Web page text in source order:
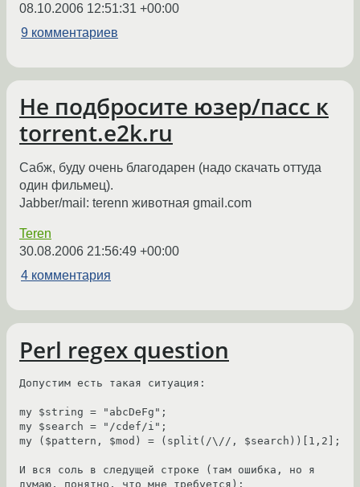
08.10.2006 12:51:31 +00:00
9 комментариев
Не подбросите юзер/пасс к
torrent.e2k.ru
Сабж, буду очень благодарен (надо скачать оттуда
один фильмец).
Jabber/mail: terenn животная gmail.com
Teren
30.08.2006 21:56:49 +00:00
4 комментария
Perl regex question
Допустим есть такая ситуация:
my $string = "abcDeFg";
my $search = "/cdef/i";
my ($pattern, $mod) = (split(/\//, $search))[1,2];
И вся соль в следущей строке (там ошибка, но я
думаю, понятно, что мне требуется):